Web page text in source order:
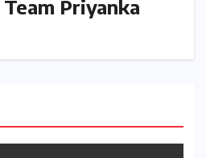
Team Priyanka